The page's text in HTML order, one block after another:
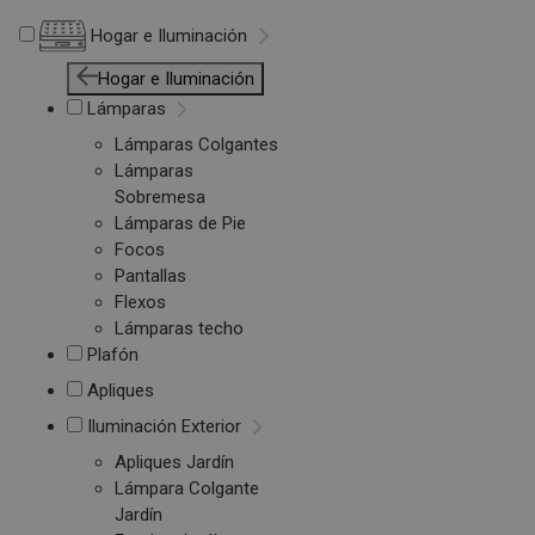
Hogar e Iluminación
Hogar e Iluminación
Lámparas
Lámparas Colgantes
Lámparas
Sobremesa
Lámparas de Pie
Focos
Pantallas
Flexos
Lámparas techo
Plafón
Apliques
Iluminación Exterior
Apliques Jardín
Lámpara Colgante
Jardín